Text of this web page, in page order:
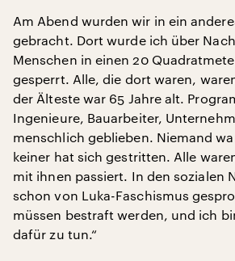
Am Abend wurden wir in ein
gebracht. Dort wurde ich über
Menschen in einen 20
gesperrt. Alle, die dort waren,
der Älteste war 65 Jahre alt.
Ingenieure, Bauarbeiter,
menschlich geblieben. Niemand
keiner hat sich gestritten. Alle
mit ihnen passiert. In den sozialen
schon von Luka-Faschismus
müssen bestraft werden, und ich
dafür zu tun.“